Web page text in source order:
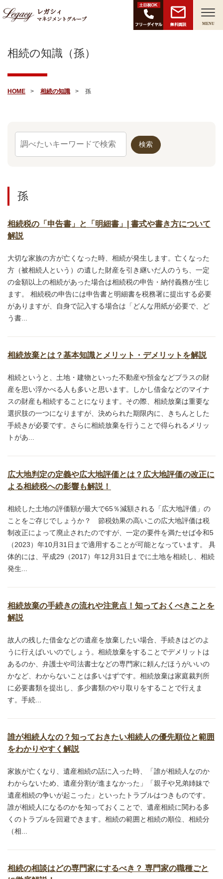
レガシィ
マネジメントグループ
無料面談 MENU
相続の知識（孫）
HOME 相続の知識 孫
孫
相続税の「申告書」と「明細書」| 書式や書き方について
解説
大切な家族の方が亡くなった時、相続が発生します。亡くなった
方（被相続人という）の遺した財産を引き継いだ人のうち、一定
の金額以上の相続があった場合は相続税の申告・納付義務が生じ
ます。 相続税の申告には申告書と明細書を税務署に提出する必要
がありますが、自身で記入する場合は「どんな用紙が必要で、ど
う書...
相続放棄とは？基本知識とメリット・デメリットを解説
相続というと、土地・建物といった不動産や預金などプラスの財
産を思い浮かべる人も多いと思います。しかし借金などのマイナ
スの財産も相続することになります。その際、相続放棄は重要な
選択肢の一つになりますが、決められた期限内に、きちんとした
手続きが必要です。さらに相続放棄を行うことで得られるメリッ
トがあ...
広大地判定の定義や広大地評価とは？広大地評価の改正に
よる相続税への影響も解説！
相続した土地の評価額が最大で65％減額される「広大地評価」の
ことをご存じでしょうか？ 節税効果の高いこの広大地評価は税
制改正によって廃止されたのですが、一定の要件を満たせば令和5
（2023）年10月31日まで適用することが可能となっています。 具
体的には、平成29（2017）年12月31日までに土地を相続し、相続
発生...
相続放棄の手続きの流れや注意点！知っておくべきことを
解説
故人の残した借金などの遺産を放棄したい場合、手続きはどのよ
うに行えばいいのでしょう。相続放棄をすることでデメリットは
あるのか、弁護士や司法書士などの専門家に頼んだほうがいいの
かなど、わからないことは多いはずです。相続放棄は家庭裁判所
に必要書類を提出し、多少書類のやり取りをすることで行えま
す。手続...
誰が相続人なの？知っておきたい相続人の優先順位と範囲
をわかりやすく解説
家族が亡くなり、遺産相続の話に入った時、「誰が相続人なのか
わからないため、遺産分割が進まなかった」「親子や兄弟姉妹で
遺産相続の争いが起こった」といったトラブルはつきものです。
誰が相続人になるのかを知っておくことで、遺産相続に関わる多
くのトラブルを回避できます。相続の範囲と相続の順位、相続分
（相...
相続の相談はどの専門家にするべき？ 専門家の職種ごと